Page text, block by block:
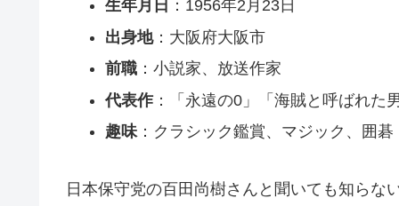
生年月日 ：1956年2月23日
出身地：大阪府大阪市
前職：小説家、放送作家
代表作：「永遠の0」「海賊と呼ばれた
趣味：クラシック鑑賞、マジック、囲碁
日本保守党の百田尚樹さんと聞いても知らな